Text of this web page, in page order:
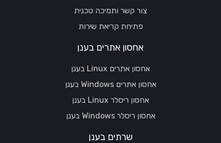
צור קשר ותמיכה טכנית
פתיחת קריאת שירות
אחסון אתרים בענן
אחסון אתרים Linux בענן
אחסון אתרים Windows בענן
אחסון ריסלר Linux בענן
אחסון ריסלר Windows בענן
שרתים בענן